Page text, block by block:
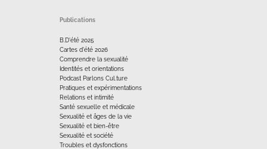
Publications
B.D'été 2025
Cartes d'été 2026
Comprendre la sexualité
Identités et orientations
Podcast Parlons Cul.ture
Pratiques et expérimentations
Relations et intimité
Santé sexuelle et médicale
Sexualité et âges de la vie
Sexualité et bien-être
Sexualité et société
Troubles et dysfonctions